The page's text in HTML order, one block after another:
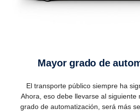
Mayor grado de
El transporte público siempre ha
Ahora, eso debe llevarse al siguiente
grado de automatización, será más